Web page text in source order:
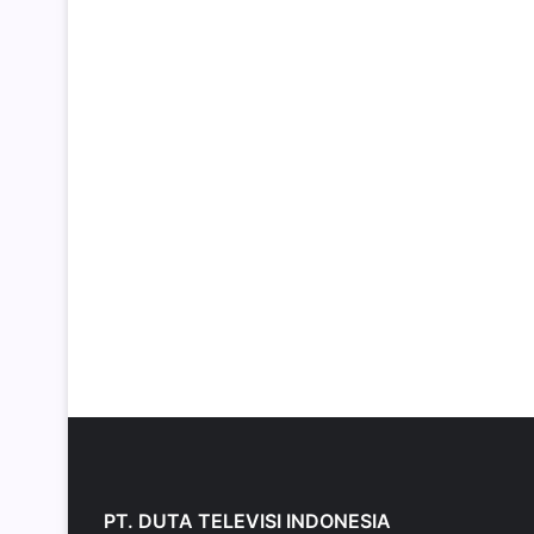
PT. DUTA TELEVISI INDONESIA